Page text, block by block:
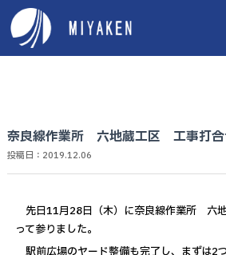
奈良線作業所 六地蔵工区 工事打
投稿日：2019.12.06
先日11月28日（木）に奈良線作業所 六
って参りました。
駅前広場のヤード整備も完了し、まずは2